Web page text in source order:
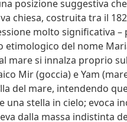
posizione suggestiva
chiesa, costruita tra il
molto significativa –
etimologico del nome
mare si innalza proprio
Mir (goccia) e Yam
del mare, intendendo
una stella in cielo; evoca
dalla massa indistinta